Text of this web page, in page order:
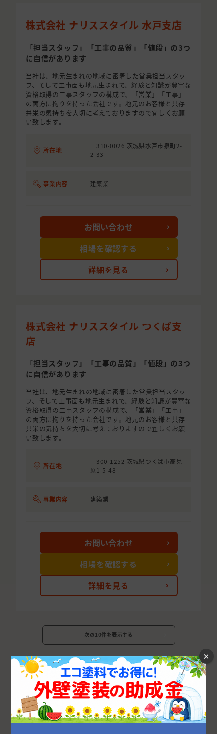
株式会社 ナリススタイル 水戸支店
「担当スタッフ」「工事の品質」「値段」の3つ
に自信があります
当社は、地元生まれの地域に密着した営業担当スタッ
フ、そして工事面も地元生まれで、経験と知識が豊富な
資格取得の工事スタッフの構成で、「営業」「工事」
の両方に拘りを持った会社です。地元のお客様と共存
共栄の気持ちを大切に考えておりますので宜しくお願
い致します。
所在地
〒310-0026 茨城県水戸市泉町2-
2-33
事業内容 建築業
詳細を見る
お問い合わせ
相場を確認する
株式会社 ナリススタイル つくば支
店
「担当スタッフ」「工事の品質」「値段」の3つ
に自信があります
当社は、地元生まれの地域に密着した営業担当スタッ
フ、そして工事面も地元生まれで、経験と知識が豊富な
資格取得の工事スタッフの構成で、「営業」「工事」
の両方に拘りを持った会社です。地元のお客様と共存
共栄の気持ちを大切に考えておりますので宜しくお願
い致します。
所在地
〒300-1252 茨城県つくば市高見
原1-5-48
事業内容 建築業
詳細を見る
お問い合わせ
相場を確認する
次の10件を表示する
茨城県の市区町村から外壁塗装業者を探す
水戸市 つくば市 日立市
古河市
×